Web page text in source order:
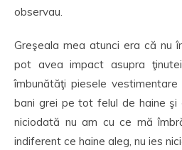
observau.
Greşeala mea atunci era că nu
pot avea impact asupra
îmbunătăţi piesele
bani grei pe tot felul de haine şi
niciodată nu am cu ce mă
indiferent ce haine aleg, nu ies